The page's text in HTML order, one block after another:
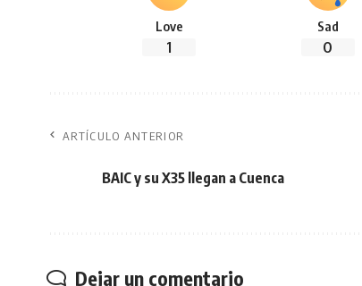
Love
1
Sad
0
ARTÍCULO ANTERIOR
BAIC y su X35 llegan a Cuenca
Dejar un comentario